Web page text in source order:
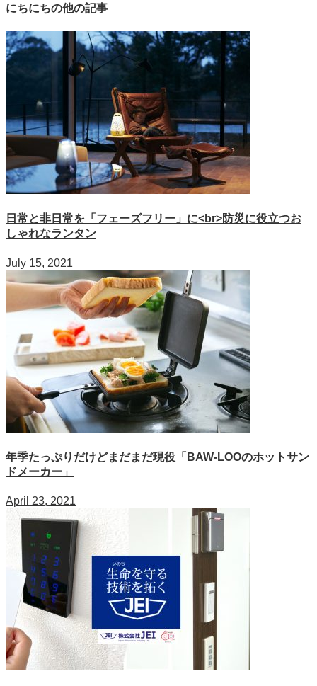
にちにちの他の記事
日常と非日常を「フェーズフリー」に<br>防災に役立つお
しゃれなランタン
July 15, 2021
年季たっぷりだけどまだまだ現役「BAW-LOOのホットサン
ドメーカー」
April 23, 2021